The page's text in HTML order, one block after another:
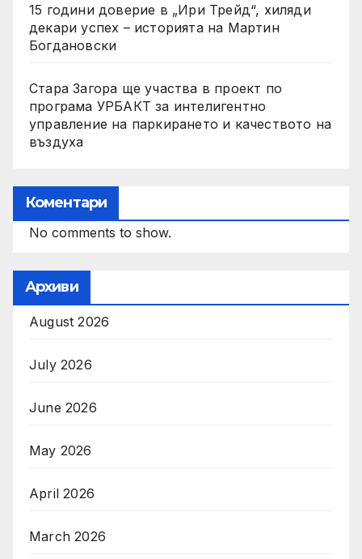
15 години доверие в „Ири Трейд“, хиляди
декари успех – историята на Мартин
Богдановски
Стара Загора ще участва в проект по
програма УРБАКТ за интелигентно
управление на паркирането и качеството на
въздуха
Коментари
No comments to show.
Архиви
August 2026
July 2026
June 2026
May 2026
April 2026
March 2026